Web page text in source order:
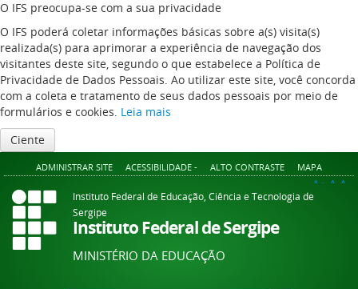
O IFS preocupa-se com a sua privacidade
O IFS poderá coletar informações básicas sobre a(s) visita(s)
realizada(s) para aprimorar a experiência de navegação dos
visitantes deste site, segundo o que estabelece a Política de
Privacidade de Dados Pessoais. Ao utilizar este site, você concorda
com a coleta e tratamento de seus dados pessoais por meio de
formulários e cookies. Leia mais
Ciente
ADMINISTRAR SITE ACESSIBILIDADE - ALTO CONTRASTE MAPA
A+ A A-
Instituto Federal de Educação, Ciência e Tecnologia de
Sergipe
Instituto Federal de Sergipe
MINISTÉRIO DA EDUCAÇÃO